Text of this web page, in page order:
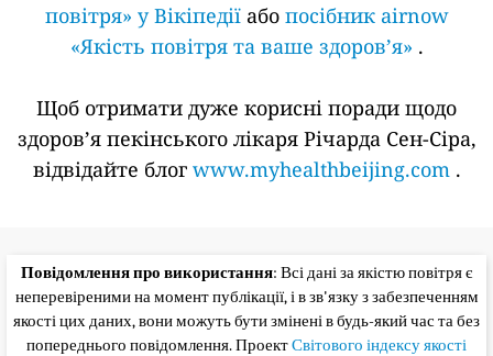
повітря» у Вікіпедіїабо посібник airnow
«Якість повітря та ваше здоров’я» .
Щоб отримати дуже корисні поради щодо
здоров’я пекінського лікаря Річарда Сен-Сіра,
відвідайте блог www.myhealthbeijing.com.
Повідомлення про використання: Всі дані за якістю повітря є
неперевіреними на момент публікації, і в зв'язку з забезпеченням
якості цих даних, вони можуть бути змінені в будь-який час та без
попереднього повідомлення. ПроектСвітового індексу якості